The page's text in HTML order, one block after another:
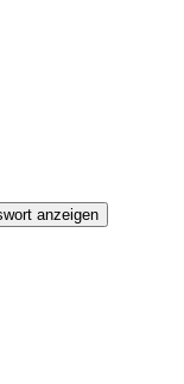
anzeigen